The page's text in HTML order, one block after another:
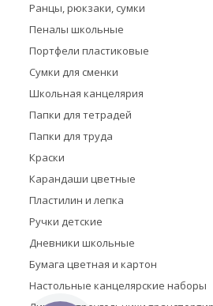
Ранцы, рюкзаки, сумки
Пеналы школьные
Портфели пластиковые
Сумки для сменки
Школьная канцелярия
Папки для тетрадей
Папки для труда
Краски
Карандаши цветные
Пластилин и лепка
Ручки детские
Дневники школьные
Бумага цветная и картон
Настольные канцелярские наборы